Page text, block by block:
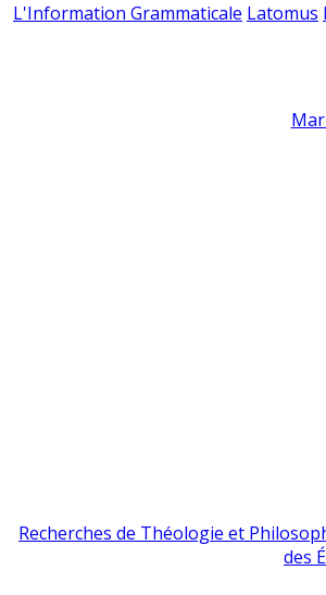
L'Information Grammaticale Latomus
Recherches de Théologie et
des